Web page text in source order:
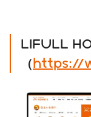
LIFULL
（https://